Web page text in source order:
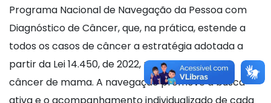
Programa Nacional de Navegação da Pessoa com
Diagnóstico de Câncer, que, na prática, estende a
todos os casos de câncer a estratégia adotada a
partir da Lei 14.450, de 2022, para pessoas com
câncer de mama. A navegação promove a busca